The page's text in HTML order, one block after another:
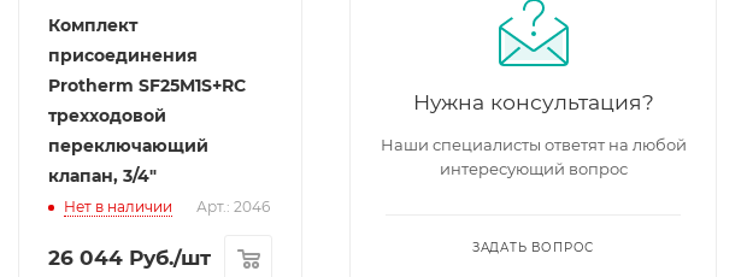
Комплект
присоединения
Protherm SF25M1S+RC
трехходовой
переключающий
клапан, 3/4"
Нет в наличии Арт.: 2046
26 044 Руб./шт
Нужна консультация?
Наши специалисты ответят на любой
интересующий вопрос
ЗАДАТЬ ВОПРОС